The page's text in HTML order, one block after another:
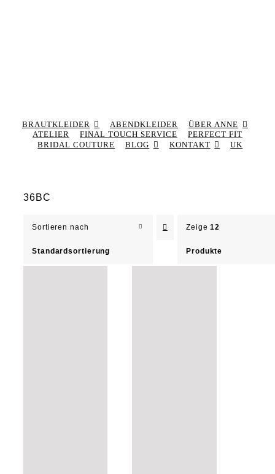
BRAUTKLEIDER ABENDKLEIDER
ÜBER ANNE
ATELIER
FINAL TOUCH SERVICE
PERFECT FIT
BRIDAL COUTURE
BLOG KONTAKT UK
36BC
Sortieren nach
Standardsortierung
Zeige12
Produkte